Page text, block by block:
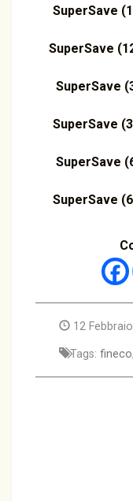
SuperSave
SuperSave
SuperSave
SuperSave
SuperSave
SuperSave
12
Tags: fineco,